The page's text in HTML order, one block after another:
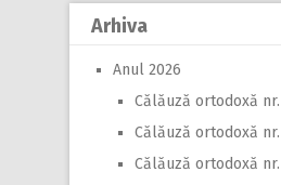
Arhiva
Anul 2026
Călăuză ortodoxă
Călăuză ortodoxă
Călăuză ortodoxă